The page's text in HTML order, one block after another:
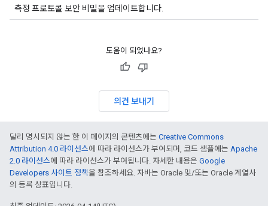
측정 프로토콜 보안 비밀을 업데이트합니다.
도움이 되었나요?
의견 보내기
달리 명시되지 않는 한 이 페이지의 콘텐츠에는 Creative Commons
Attribution 4.0 라이선스에 따라 라이선스가 부여되며, 코드 샘플에는 Apache
2.0 라이선스에 따라 라이선스가 부여됩니다. 자세한 내용은 Google
Developers 사이트 정책을 참조하세요. 자바는 Oracle 및/또는 Oracle 계열사
의 등록 상표입니다.